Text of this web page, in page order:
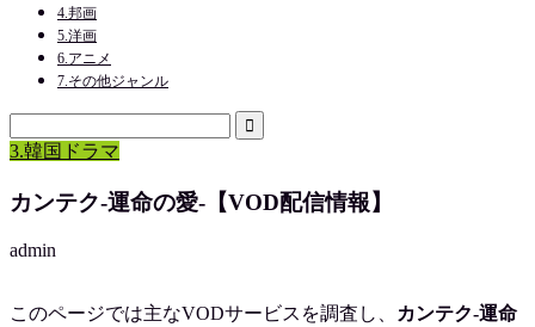
4.邦画
5.洋画
6.アニメ
7.その他ジャンル
3.韓国ドラマ
カンテク-運命の愛-【VOD配信情報】
admin
このページでは主なVODサービスを調査し、 カンテク-運命